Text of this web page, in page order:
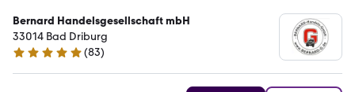
Bernard Handelsgesellschaft mbH
33014 Bad Driburg
4.9 Sterne
(83)